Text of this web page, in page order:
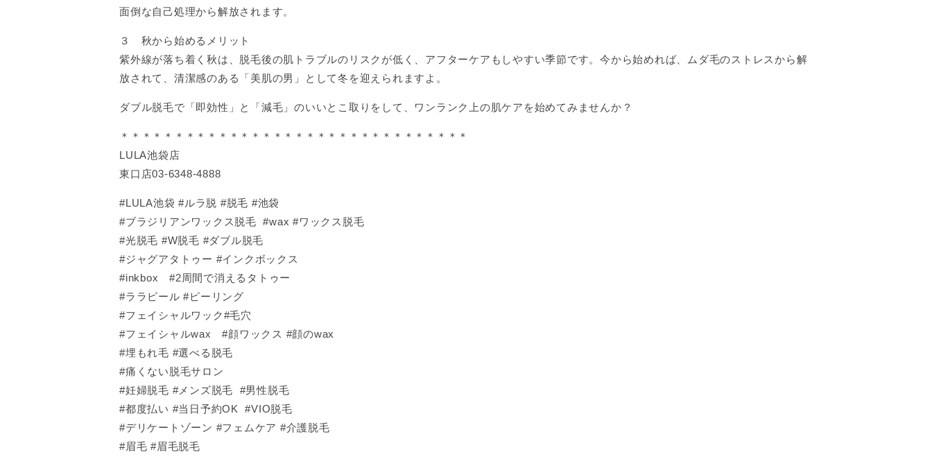
面倒な自己処理から解放されます。
３ 秋から始めるメリット
紫外線が落ち着く秋は、脱毛後の肌トラブルのリスクが低く、アフターケアもしやすい季節です。今から始めれば、ムダ毛のストレスから解
放されて、清潔感のある「美肌の男」として冬を迎えられますよ。
ダブル脱毛で「即効性」と「減毛」のいいとこ取りをして、ワンランク上の肌ケアを始めてみませんか？
＊＊＊＊＊＊＊＊＊＊＊＊＊＊＊＊＊＊＊＊＊＊＊＊＊＊＊＊＊＊＊＊
LULA池袋店
東口店03-6348-4888
#LULA池袋 #ルラ脱 #脱毛 #池袋
#ブラジリアンワックス脱毛 #wax #ワックス脱毛
#光脱毛 #W脱毛 #ダブル脱毛
#ジャグアタトゥー #インクボックス
#inkbox #2周間で消えるタトゥー
#ララピール #ピーリング
#フェイシャルワック#毛穴
#フェイシャルwax #顔ワックス #顔のwax
#埋もれ毛 #選べる脱毛
#痛くない脱毛サロン
#妊婦脱毛 #メンズ脱毛 #男性脱毛
#都度払い #当日予約OK #VIO脱毛
#デリケートゾーン #フェムケア #介護脱毛
#眉毛 #眉毛脱毛